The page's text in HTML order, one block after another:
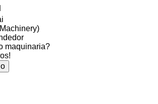
maquinaria?